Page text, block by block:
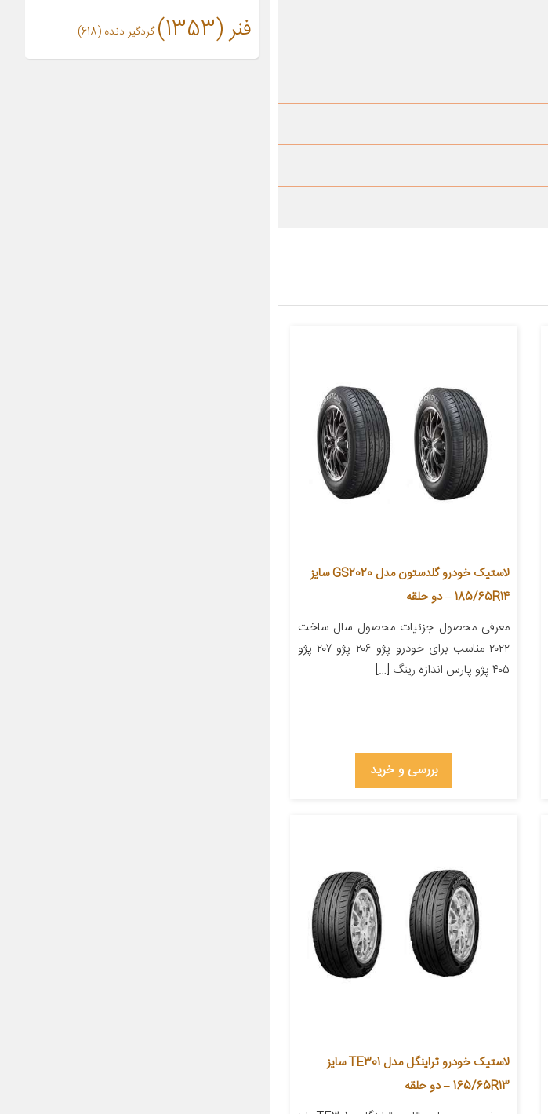
لاستیک خودرو گلدستون مدل GS2020 سایز
185/65R14 – دو حلقه
معرفی محصول جزئیات محصول سال ساخت
۲۰۲۲ مناسب برای خودرو پژو ۲۰۶ پژو ۲۰۷ پژو
۴۰۵ پژو پارس اندازه رینگ […]
بررسی و خرید
لاستیک خودرو تراینگل مدل TE301 سایز
165/65R13 – دو حلقه
فنر(1353) گردگیر دنده (618)